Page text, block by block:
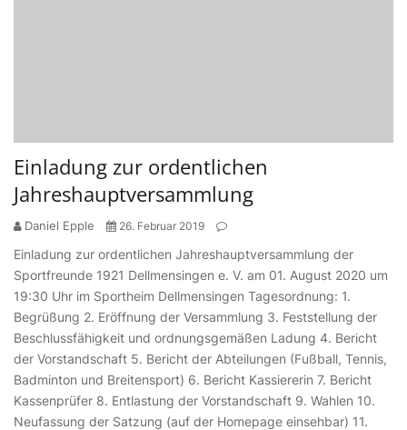
Einladung zur ordentlichen
Jahreshauptversammlung
Daniel Epple 26. Februar 2019
Einladung zur ordentlichen Jahreshauptversammlung der
Sportfreunde 1921 Dellmensingen e. V. am 01. August 2020 um
19:30 Uhr im Sportheim Dellmensingen Tagesordnung: 1.
Begrüßung 2. Eröffnung der Versammlung 3. Feststellung der
Beschlussfähigkeit und ordnungsgemäßen Ladung 4. Bericht
der Vorstandschaft 5. Bericht der Abteilungen (Fußball, Tennis,
Badminton und Breitensport) 6. Bericht Kassiererin 7. Bericht
Kassenprüfer 8. Entlastung der Vorstandschaft 9. Wahlen 10.
Neufassung der Satzung (auf der Homepage einsehbar) 11.